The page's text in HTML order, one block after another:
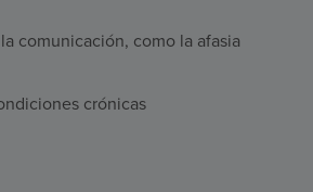
comunicación, como la afasia
crónicas